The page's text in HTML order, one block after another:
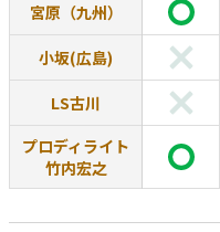
宮原（九州）
小坂(広島)
LS古川
プロディライト
竹内宏之